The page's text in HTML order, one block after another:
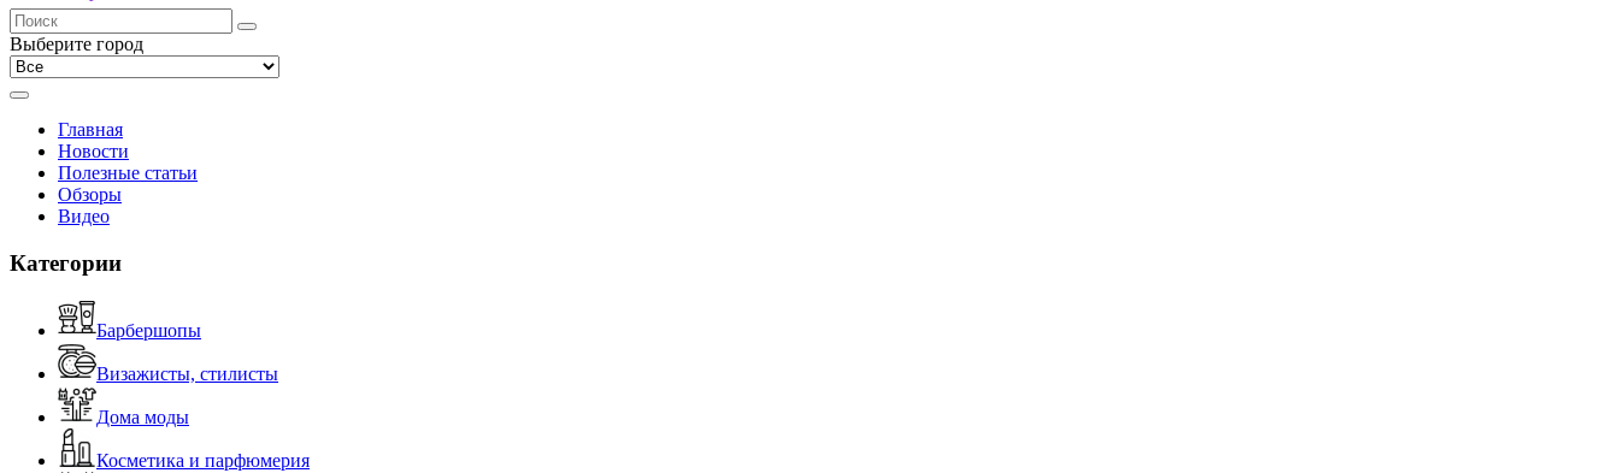
Выберите город
Главная
Новости
Полезные статьи
Обзоры
Видео
Категории
Барбершопы
Визажисты, стилисты
Дома моды
Косметика и парфюмерия